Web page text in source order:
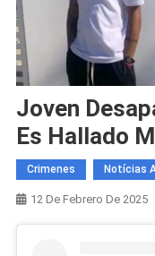
Joven
Es Hallado
Crimenes Notícias
12 De Febrero De 2025